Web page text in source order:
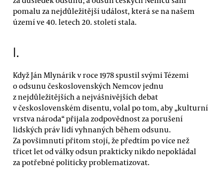
pomalu za nejdůležitější událost, která se na našem
území ve 40. letech 20. století stala.
I.
Když Ján Mlynárik v roce 1978 spustil svými Tézemi
o odsunu československých Nemcov jednu
z nejdůležitějších a nejvášnivějších debat
v československém disentu, volal po tom, aby „kulturní
vrstva národa“ přijala zodpovědnost za porušení
lidských práv lidí vyhnaných během odsunu.
Za povšimnutí přitom stojí, že předtím po více než
třicet let od války odsun prakticky nikdo nepokládal
za potřebné politicky problematizovat.